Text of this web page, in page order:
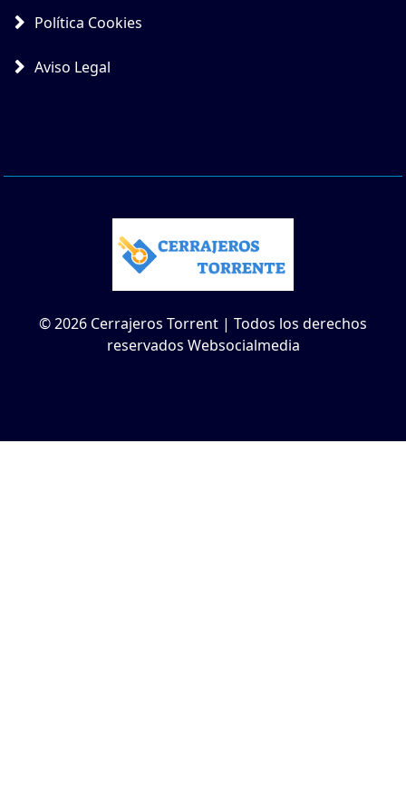
Política Cookies
Aviso Legal
© 2026 Cerrajeros Torrent | Todos los derechos
reservados Websocialmedia